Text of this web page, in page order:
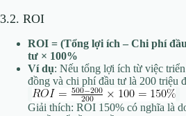
3.2. ROI
ROI = (Tổng lợi ích – Chi phí
tư × 100%
Ví dụ: Nếu tổng lợi ích từ việc
đồng và chi phí đầu tư là 200 triệu
Giải thích: ROI 150% có nghĩa là